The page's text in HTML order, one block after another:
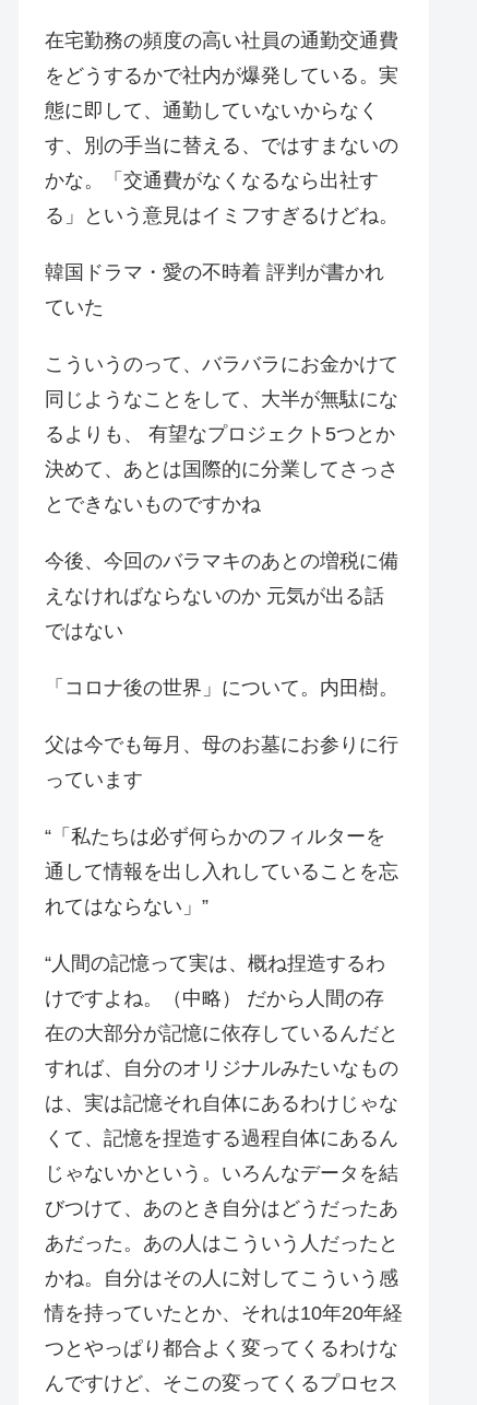
在宅勤務の頻度の高い社員の通勤交通費
をどうするかで社内が爆発している。実
態に即して、通勤していないからなく
す、別の手当に替える、ではすまないの
かな。「交通費がなくなるなら出社す
る」という意見はイミフすぎるけどね。
韓国ドラマ・愛の不時着 評判が書かれ
ていた
こういうのって、バラバラにお金かけて
同じようなことをして、大半が無駄にな
るよりも、 有望なプロジェクト5つとか
決めて、あとは国際的に分業してさっさ
とできないものですかね
今後、今回のバラマキのあとの増税に備
えなければならないのか 元気が出る話
ではない
「コロナ後の世界」について。内田樹。
父は今でも毎月、母のお墓にお参りに行
っています
“「私たちは必ず何らかのフィルターを
通して情報を出し入れしていることを忘
れてはならない」”
“人間の記憶って実は、概ね捏造するわ
けですよね。（中略） だから人間の存
在の大部分が記憶に依存しているんだと
すれば、自分のオリジナルみたいなもの
は、実は記憶それ自体にあるわけじゃな
くて、記憶を捏造する過程自体にあるん
じゃないかという。いろんなデータを結
びつけて、あのとき自分はどうだったあ
あだった。あの人はこういう人だったと
かね。自分はその人に対してこういう感
情を持っていたとか、それは10年20年経
つとやっぱり都合よく変ってくるわけな
んですけど、そこの変ってくるプロセス